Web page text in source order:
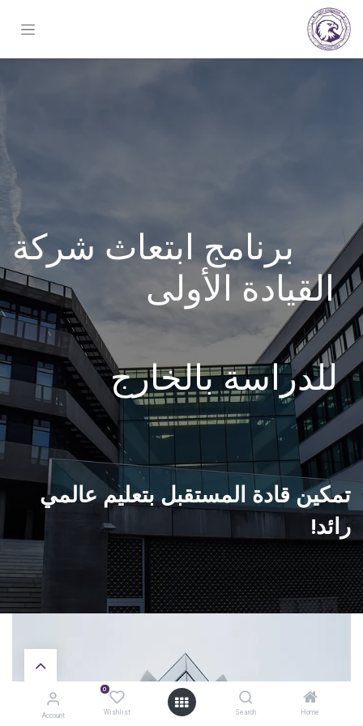
Home
Search
0
Wishlist
Account
برنامج ابتعاث شركة
القيادة الأولى
للدراسة بالخارج
تمكين قادة المستقبل بتعليم عالمي
رائد!